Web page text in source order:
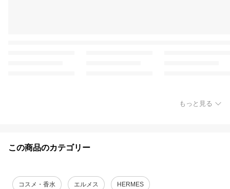
もっと見る
この商品のカテゴリー
コスメ・香水 エルメス HERMES